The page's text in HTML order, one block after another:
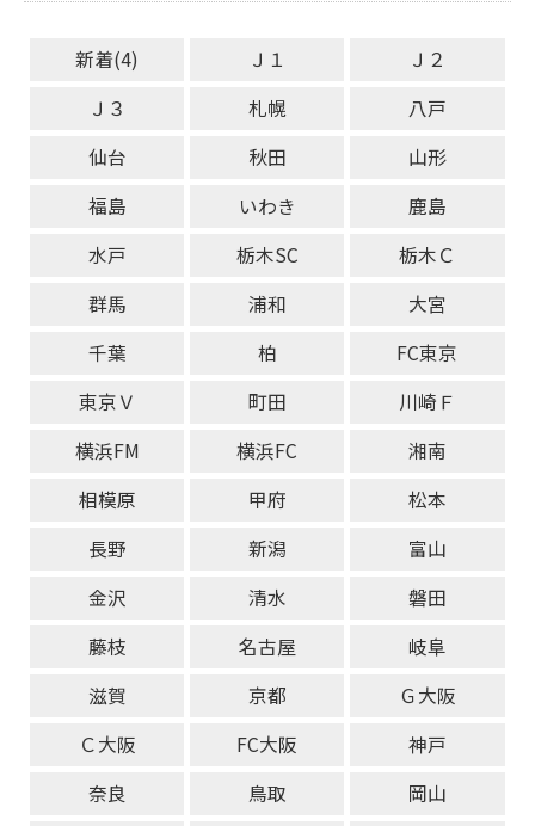
新着(4) Ｊ１
Ｊ２
Ｊ３
札幌
八戸
仙台
秋田
山形
福島
いわき
鹿島
水戸
栃木SC
栃木Ｃ
群馬
浦和
大宮
千葉
柏
FC東京
東京Ｖ
町田
川崎Ｆ
横浜FM
横浜FC
湘南
相模原
甲府
松本
長野
新潟
富山
金沢
清水
磐田
藤枝
名古屋
岐阜
滋賀
京都
Ｇ大阪
Ｃ大阪
FC大阪
神戸
奈良
鳥取
岡山